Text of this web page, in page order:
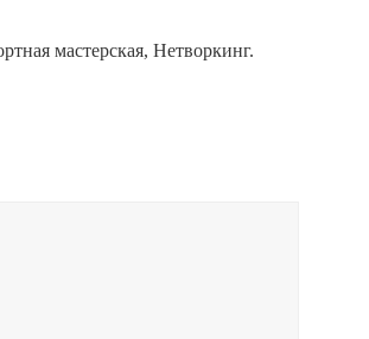
мастерская, Нетворкинг.